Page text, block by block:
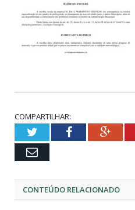
COMPARTILHAR:
TwitterFacebook
Email
CONTEÚDO RELACIONADO